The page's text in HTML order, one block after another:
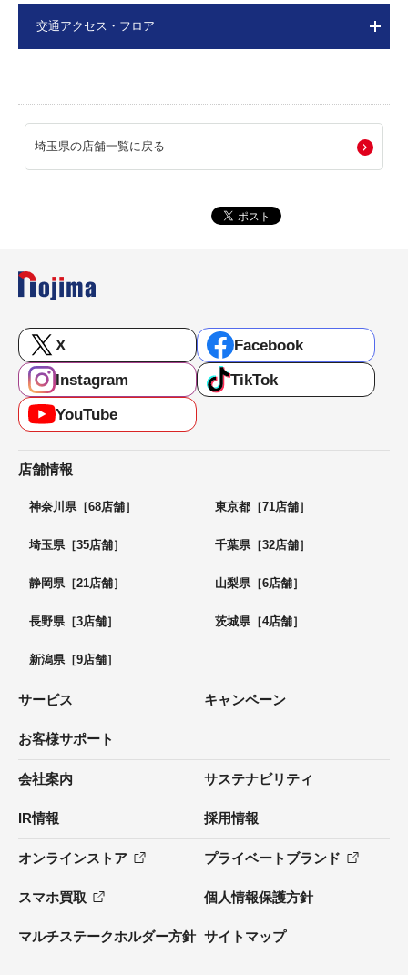
交通アクセス・フロア
埼玉県の店舗一覧に戻る
X
Facebook
Instagram
TikTok
YouTube
店舗情報
神奈川県［68店舗］ 東京都［71店舗］
埼玉県［35店舗］ 千葉県［32店舗］
静岡県［21店舗］ 山梨県［6店舗］
長野県［3店舗］ 茨城県［4店舗］
新潟県［9店舗］
サービス キャンペーン
お客様サポート
会社案内 サステナビリティ
IR情報 採用情報
オンラインストア プライベートブランド
スマホ買取 個人情報保護方針
マルチステークホルダー方針 サイトマップ